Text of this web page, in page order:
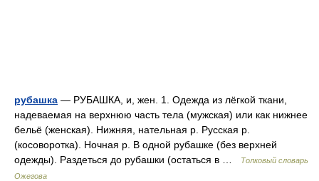
рубашка — РУБАШКА, и, жен. 1. Одежда из лёгкой ткани,
надеваемая на верхнюю часть тела (мужская) или как нижнее
бельё (женская). Нижняя, нательная р. Русская р.
(косоворотка). Ночная р. В одной рубашке (без верхней
одежды). Раздеться до рубашки (остаться в …
Толковый словарь
Ожегова